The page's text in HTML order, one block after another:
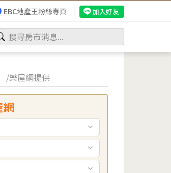
EBC地產王粉絲專頁 加入好友
/樂屋網提供